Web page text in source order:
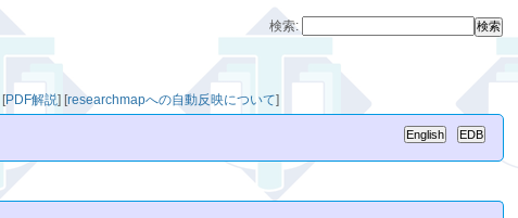
検索:
[PDF解説] [researchmapへの自動反映について]